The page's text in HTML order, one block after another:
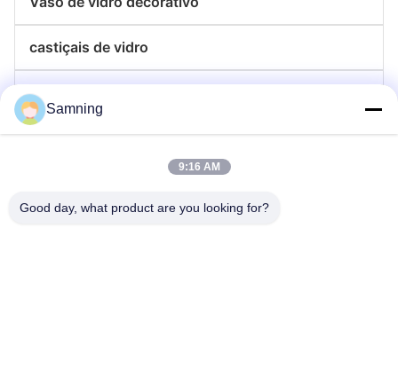
castiçais de vidro
placas de vidro do carregador
Copos de Cristal para Coquetel
Samning
9:16 AM
Good day, what product are you looking for?